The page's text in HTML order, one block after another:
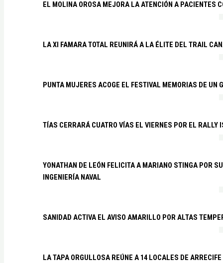
EL MOLINA OROSA MEJORA LA ATENCIÓN A PACIENTES
LA XI FAMARA TOTAL REUNIRÁ A LA ÉLITE DEL TRAIL
PUNTA MUJERES ACOGE EL FESTIVAL MEMORIAS DE UN
TÍAS CERRARÁ CUATRO VÍAS EL VIERNES POR EL RALLY
YONATHAN DE LEÓN FELICITA A MARIANO STINGA POR
INGENIERÍA NAVAL
SANIDAD ACTIVA EL AVISO AMARILLO POR ALTAS
LA TAPA ORGULLOSA REÚNE A 14 LOCALES DE ARRECIFE